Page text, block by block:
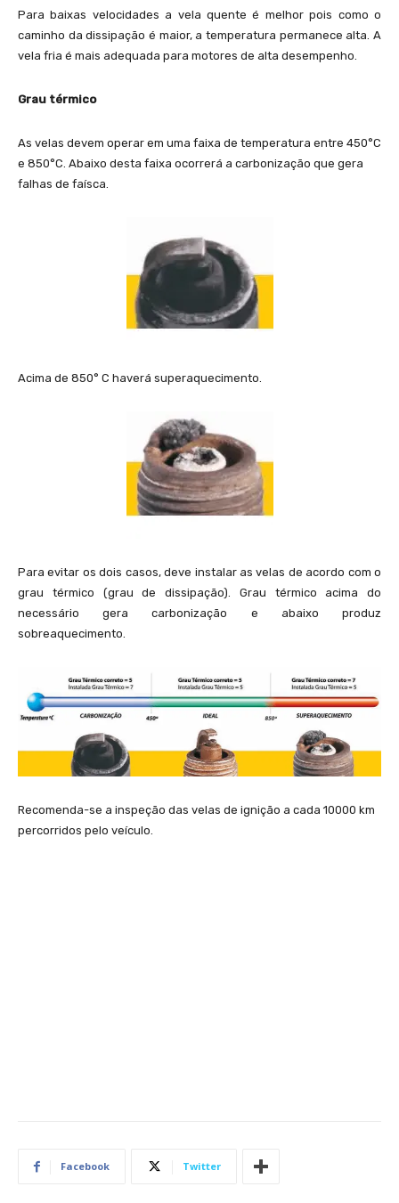
Para baixas velocidades a vela quente é melhor pois como o
caminho da dissipação é maior, a temperatura permanece alta. A
vela fria é mais adequada para motores de alta desempenho.
Grau térmico
As velas devem operar em uma faixa de temperatura entre 450°C
e 850°C. Abaixo desta faixa ocorrerá a carbonização que gera
falhas de faísca.
Acima de 850° C haverá superaquecimento.
Para evitar os dois casos, deve instalar as velas de acordo com o
grau térmico (grau de dissipação). Grau térmico acima do
necessário gera carbonização e abaixo produz
sobreaquecimento.
Recomenda-se a inspeção das velas de ignição a cada 10000 km
percorridos pelo veículo.
Facebook Twitter